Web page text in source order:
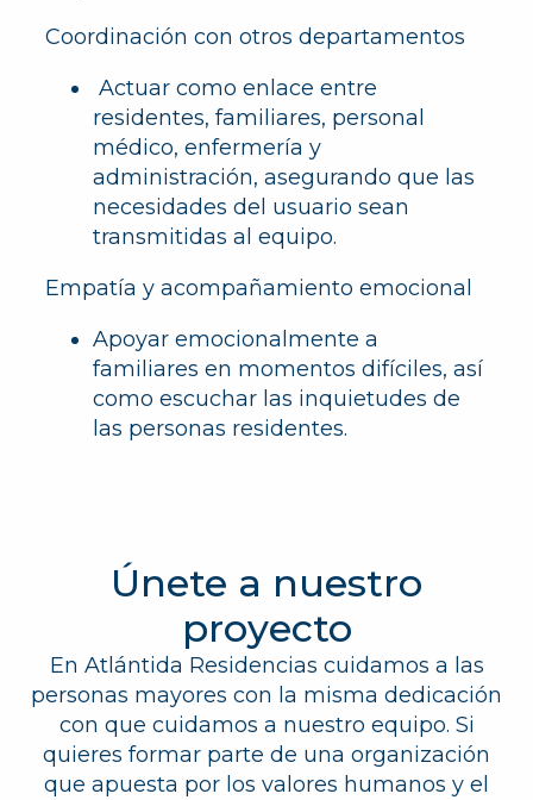
Coordinación con otros departamentos
Actuar como enlace entre
residentes, familiares, personal
médico, enfermería y
administración, asegurando que las
necesidades del usuario sean
transmitidas al equipo.
Empatía y acompañamiento emocional
Apoyar emocionalmente a
familiares en momentos difíciles, así
como escuchar las inquietudes de
las personas residentes.
Únete a nuestro
proyecto
En Atlántida Residencias cuidamos a las
personas mayores con la misma dedicación
con que cuidamos a nuestro equipo. Si
quieres formar parte de una organización
que apuesta por los valores humanos y el